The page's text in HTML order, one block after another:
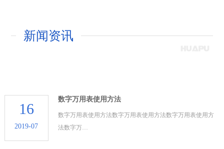
新闻资讯
16
2019-07
数字万用表使用方法
数字万用表使用方法数字万用表使用方法数字万用表使用方
法数字万…